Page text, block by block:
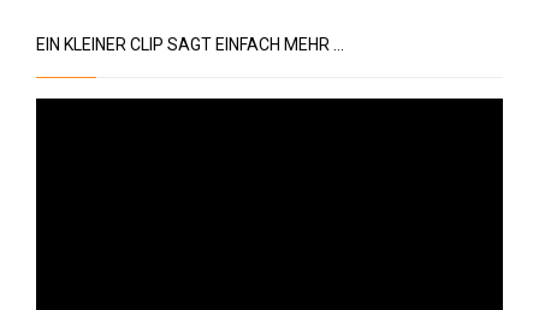
EIN KLEINER CLIP SAGT EINFACH MEHR …